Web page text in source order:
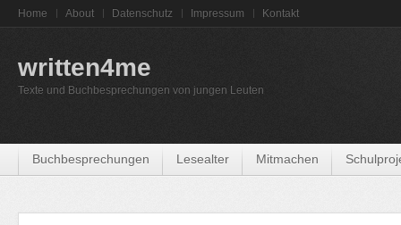
Home About Datenschutz Impressum Kontakt
written4me
Texte und Buchbesprechungen von jungen Leuten
Buchbesprechungen Lesealter Mitmachen